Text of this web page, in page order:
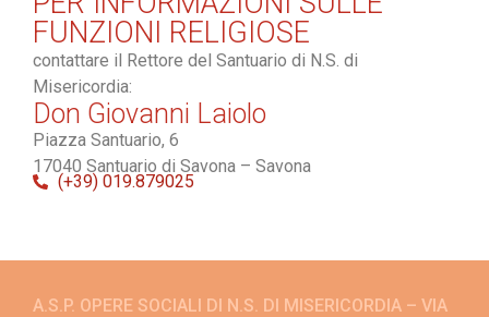
FUNZIONI RELIGIOSE
contattare il Rettore del Santuario di N.S. di
Misericordia:
Don Giovanni Laiolo
Piazza Santuario, 6
17040 Santuario di Savona – Savona
(+39) 019.879025
A.S.P. OPERE SOCIALI DI N.S. DI MISERICORDIA – VIA